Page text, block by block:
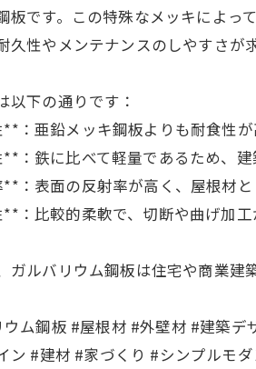
板です。この特殊なメッキによっ
久性やメンテナンスのしやすさが
以下の通りです：
：亜鉛メッキ鋼板よりも耐食性が
：鉄に比べて軽量であるため、建
：表面の反射率が高く、屋根材
：比較的柔軟で、切断や曲げ加工
ガルバリウム鋼板は住宅や商業建
ム鋼板 #屋根材 #外壁材 #建築
ン #建材 #家づくり #シンプルモ